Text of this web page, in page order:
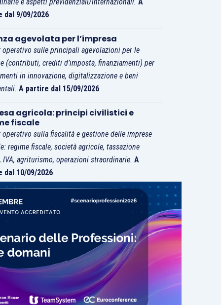
e aspetti previdenziali/internazionali.A
dal 9/09/2026
agevolata per l’impresa
operativo sulle principali agevolazioni per le
(contributi, crediti d’imposta, finanziamenti) per
in innovazione, digitalizzazione e beni
A partire dal 15/09/2026
agricola: principi civilistici e
fiscale
operativo sulla fiscalità e gestione delle imprese
regime fiscale, società agricole, tassazione
IVA, agriturismo, operazioni straordinarie.A
dal 10/09/2026